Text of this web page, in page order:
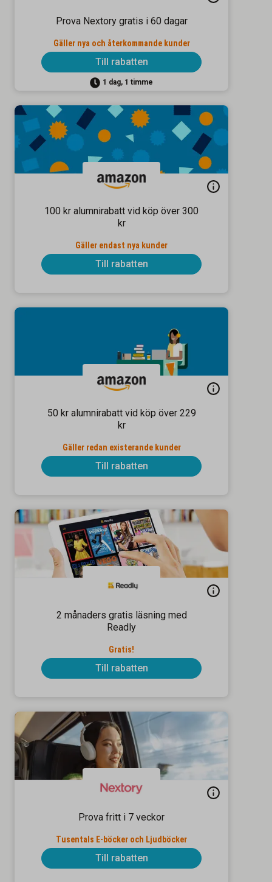
Prova Nextory gratis i 60 dagar
Gäller nya och återkommande kunder
Till rabatten
1 dag, 1 timme
100 kr alumnirabatt vid köp över 300
kr
Gäller endast nya kunder
Till rabatten
50 kr alumnirabatt vid köp över 229
kr
Gäller redan existerande kunder
Till rabatten
2 månaders gratis läsning med
Readly
Gratis!
Till rabatten
Prova fritt i 7 veckor
Tusentals E-böcker och Ljudböcker
Till rabatten